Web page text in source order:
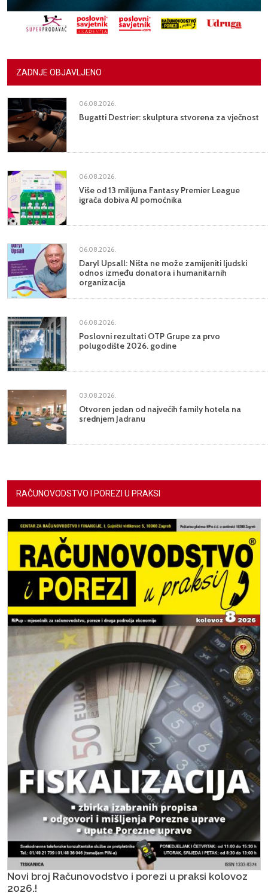
ZADNJE OBJAVLJENO
06.08.2026.
Bugatti Destrier: skulptura stvorena za vječnost
06.08.2026.
Više od 13 milijuna Fantasy Premier League
igrača dobiva AI pomoćnika
06.08.2026.
Daryl Upsall: Ništa ne može zamijeniti ljudski
odnos između donatora i humanitarnih
organizacija
06.08.2026.
Poslovni rezultati OTP Grupe za prvo
polugodište 2026. godine
03.08.2026.
Otvoren jedan od najvećih family hotela na
srednjem Jadranu
RAČUNOVODSTVO I POREZI U PRAKSI
Novi broj Računovodstvo i porezi u praksi kolovoz
2026.!